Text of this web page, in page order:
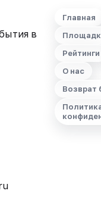
в
Главная
Рейтинги
О нас
Возврат